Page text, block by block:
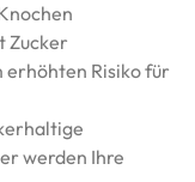
Zucker
erhöhten Risiko für
werden Ihre